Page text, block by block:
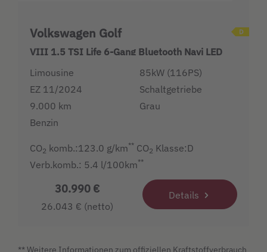
Volkswagen Golf
VIII 1.5 TSI Life 6-Gang Bluetooth Navi LED
Limousine
EZ 11/2024
9.000 km
Benzin
85kW (116PS)
Schaltgetriebe
Grau
CO2 komb.:123.0 g/km** CO2 Klasse:D
Verb.komb.: 5.4 l/100km**
30.990 €
26.043 € (netto)
Details
** Weitere Informationen zum offiziellen Kraftstoffverbrauch